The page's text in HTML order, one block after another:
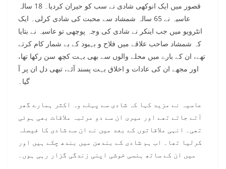
قصور میں ایک انوکھی شادی نے سب کو حیران کردیا۔ 18 سالہ
عاسیہ نے 65 سالہ شمشاد سے محبت کی شادی کرلی۔ ایک
انٹرویو میں جب اینکر نے شادی کی وجہ پوچھی تو عاسیہ نے بتایا
کہ شمشاد صاحب علاقے میں فلاح و بہبود کے بے شمار کام کرتے
تھے، ان کے بارے میں محلے والوں سے بھی بہت کچھ سن رکھا تھا،
اور مجھے ان کی عادات و اخلاق بہت پسند آئے، تبھی دل ان پر آ
گیا۔
عاسیہ نے مزید کہا کہ شادی سے پہلے وہ اکثر ہمارے گھر
آتے جاتے تھے اور میری ان سے دو مرتبہ ملاقات بھی ہوئی
تھی۔ انہی ملاقاتوں کے بعد میں نے ان سے شادی کا فیصلہ
کرلیا تھا۔ اب ہم شادی کے بندھن میں بندھ چکے ہیں اور
میں ان کے ساتھ ہنسی خوشی اپنی زندگی گزار رہی ہوں۔